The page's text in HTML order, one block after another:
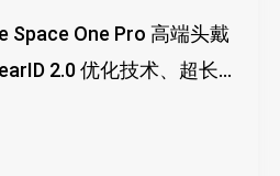
Space One Pro 高端头戴
2.0 优化技术、超长续